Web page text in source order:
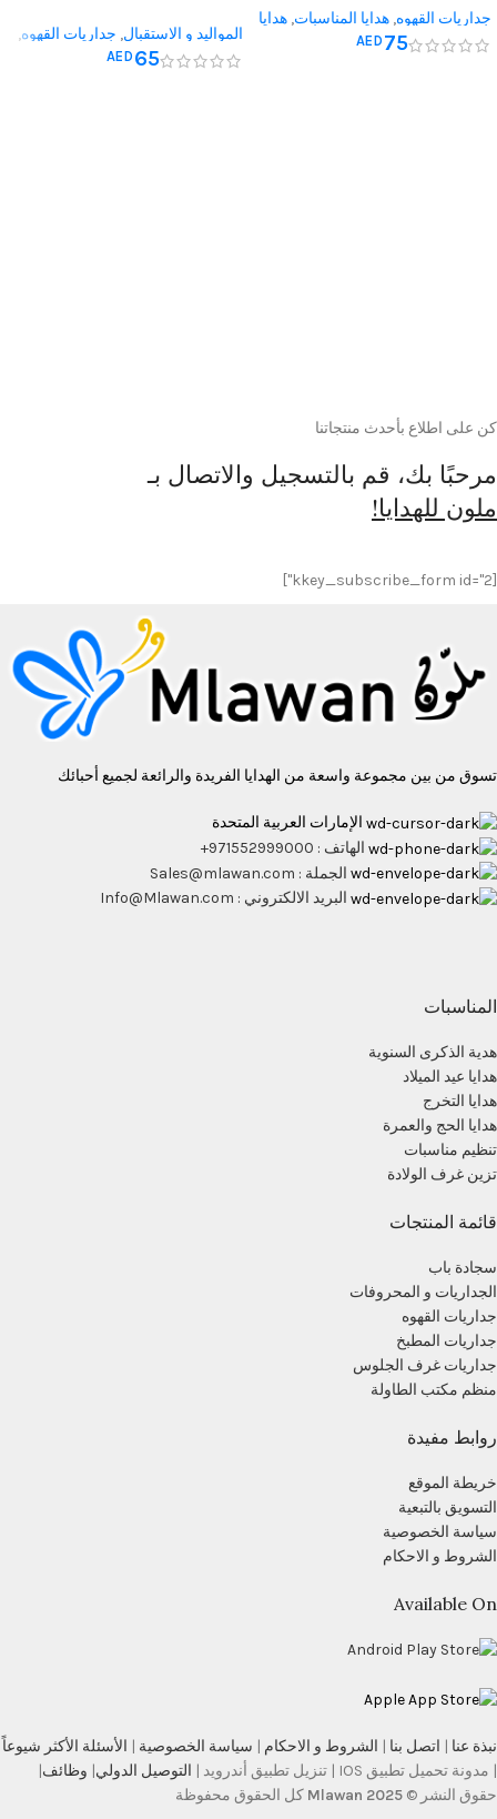
جداريات القهوه, هدايا المناسبات, هدايا
عيد الاب,هدايا عيد الميلاد
AED 75 المواليد و الاستقبال, جداريات القهوه,
هدايا عيد الاب,هدايا عيد الام
AED 65
كن على اطلاع بأحدث منتجاتنا
مرحبًا بك، قم بالتسجيل والاتصال بـ
ملون للهدايا!
[kkey_subscribe_form id="2"]
تسوق من بين مجموعة واسعة من الهدايا الفريدة والرائعة لجميع أحبائك
الإمارات العربية المتحدة
الهاتف : 971552999000+
الجملة : Sales@mlawan.com
البريد الالكتروني : Info@Mlawan.com
المناسبات
هدية الذكرى السنوية
هدايا عيد الميلاد
هدايا التخرج
هدايا الحج والعمرة
تنظيم مناسبات
تزين غرف الولادة
قائمة المنتجات
سجادة باب
الجداريات و المحروفات
جداريات القهوه
جداريات المطبخ
جداريات غرف الجلوس
منظم مكتب الطاولة
روابط مفيدة
خريطة الموقع
التسويق بالتبعية
سياسة الخصوصية
الشروط و الاحكام
Available On
نبذة عنا | اتصل بنا | الشروط و الاحكام | سياسة الخصوصية | الأسئلة الأكثر شيوعاً
| مدونة تحميل تطبيق IOS | تنزيل تطبيق أندرويد |
التوصيل الدولي| وظائف|
حقوق النشر © Mlawan 2025 كل الحقوق محفوظة